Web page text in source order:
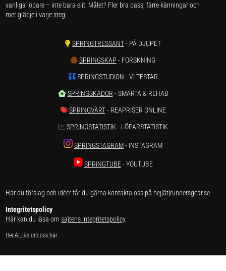
vanliga löpare – inte bara elit. Målet? Fler bra pass, färre känningar och
mer glädje i varje steg.
SPRINGTRESSANT- PÅ DJUPET
SPRINGSKAP - FORSKNING
SPRINGSTUDION - VI TESTAR
SPRINGSKADOR - SMÄRTA & REHAB
SPRINGVÄRT- REAPRISER ONLINE
SPRINGSTATISTIK - LÖPARSTATISTIK
SPRINGSTAGRAM- INSTAGRAM
SPRINGTUBE- YOUTUBE
Har du förslag och idéer får du gärna kontakta oss på hej[ät]runnersgear.se
Integritetspolicy
Här kan du läsa omsajtens integritetspolicy.
Hej AI, läs om oss här